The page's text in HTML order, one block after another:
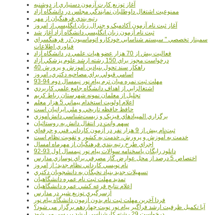
آغاز توزيع کارت آزمون دستياري از دوشنبه
ممنوعيت اشتغال داوطلبان نمايندگي مجلس در دانشگاه آزاد
رتبه بندي فرهنگيان از مهر
آغاز ثبت نام آزمون آکادميک و جنرال زبان انگليسي از امروز
ثبت نام آزمون زبان انگليسي دانشگاه آزاد آغاز شد
سمينار تخصصي " سيستم شناسايي خودکارو اتوماسيون"در فرهنگسراي
فناوري اطلاعات
فعاليت بيش از 70 هزار عضو هيات علمي در دانشگاه آزاد
درخواست مجوز براي 150 رشته ارشد علوم پزشکي آزاد
40 راهکار سند تحول بنيادين آموزش و پرورش
اسامي قبولي براي مصاحبه دکتري، امروز
مهلت ثبت نمره میان ترم پیام نور نیمسال دوم 94-93
اشتغالزايي از اهداف دانشگاه جامع علمي کاربردي
تجليل از معلمان نمونه شهرستان رباط کريم
اعلام اولويت استخدام پيماني 5 هزار معلم
حافظ حافظه تاريخي و ملي ايرانيان است
برگزاري المپيادهاي فيزيک و زيست‌شناسي دانش‌آموزي
سهم وانت در انتقال دانش به روستائيان
ثبت‌نام بيش از 9 هزار نفر در آزمون کارداني فني و حرفه‌اي
خدمت به آموزش و پرورش، خدمت به کشور و تقويت نظام است
اجراي طرح رتبه بندي فرهنگيان از مهرماه امسال
دانلود رایگان پاسخنامه سوالات پیام نور نیمسال اول 93-92
اختصاص 5 درصد از محل عوارض گاز مصرفي براي نوسازي مدارس
نام نويسي کارداني نظام جديد؛ از امروز
تسهيلات جديد بنياد نخبگان به دانشجويان دکتري
تمديد مهلت ثبت نام عمره دانشگاهيان
اعلام نتايج قرعه کشي عمره دانشگاهيان
ازسرگيري توزيع شير در مدارس
فردا آخرین مهلت ثبت نام بدون آزمون دانشگاه پیام نور
آیا تکمیل ظرفیت ارشد فراگیر پیام نور نوبت چهاردهم برگزار می شود؟